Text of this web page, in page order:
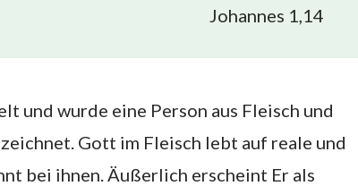
Johannes 1,14
und wurde eine Person aus Fleisch und
Gott im Fleisch lebt auf reale und
bei ihnen. Äußerlich erscheint Er als